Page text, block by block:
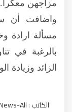
مزاجهن معكراً.
واضافت أن
مسألة ارادة
بالرغبة في
الزائد وزيادة
الكاتب : News-All